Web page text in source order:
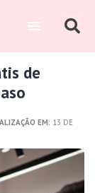
de
EM: 13 DE